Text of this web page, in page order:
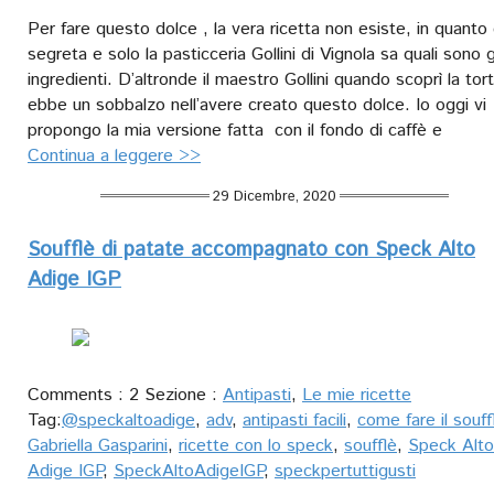
Per fare questo dolce , la vera ricetta non esiste, in quanto
segreta e solo la pasticceria Gollini di Vignola sa quali sono
ingredienti. D’altronde il maestro Gollini quando scoprì la
ebbe un sobbalzo nell’avere creato questo dolce. Io oggi vi
propongo la mia versione fatta con il fondo di caffè e
Continua a leggere >>
29 Dicembre, 2020
Soufflè di patate accompagnato con Speck Alto
Adige IGP
Comments : 2 Sezione : Antipasti, Le mie ricette
Tag:@speckaltoadige, adv, antipasti facili, come fare il
Gabriella Gasparini, ricette con lo speck, soufflè, Speck Alto
Adige IGP, SpeckAltoAdigeIGP, speckpertuttigusti